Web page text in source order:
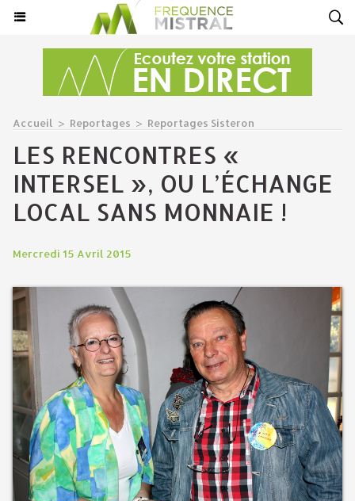
Accueil > Reportages > Reportages Sisteron
LES RENCONTRES «
INTERSEL », OU L’ÉCHANGE
LOCAL SANS MONNAIE !
Mercredi 15 Avril 2015